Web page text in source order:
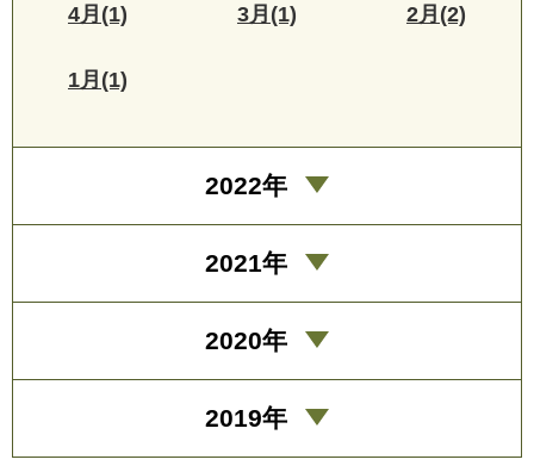
4月(1) 3月(1) 2月(2)
1月(1)
2022年
2021年
2020年
2019年